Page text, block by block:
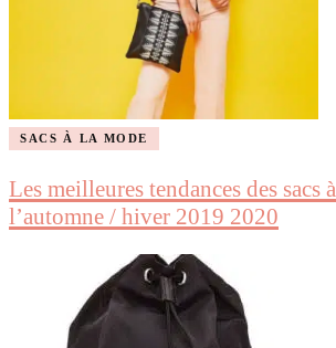
SACS À LA MODE
Les meilleures tendances des sacs
l’automne / hiver 2019 2020